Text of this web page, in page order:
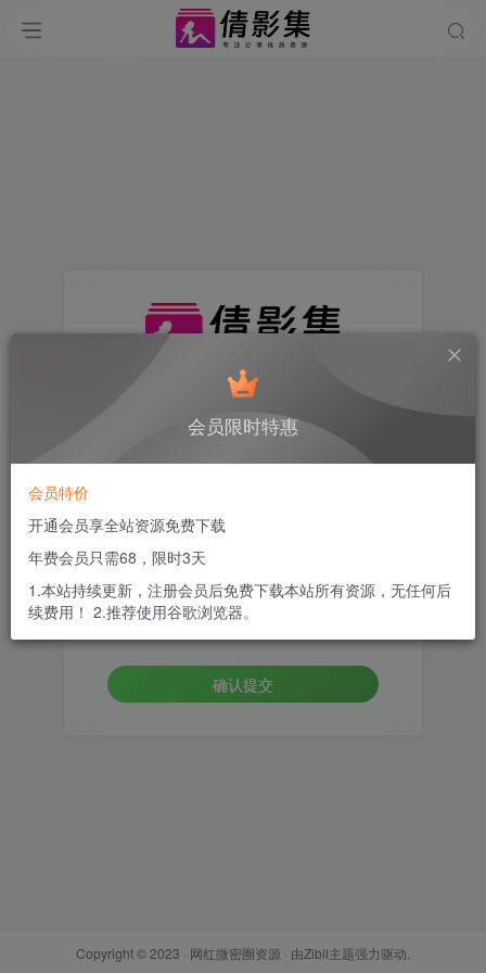
找回密码
邮箱
设置新密码
重复密码
确认提交
Copyright © 2023 · 网红微密圈资源 · 由Zibll主题强力驱动.
会员限时特惠
会员特价
开通会员享全站资源免费下载
年费会员只需68，限时3天
1.本站持续更新，注册会员后免费下载本站所有资源，无任何后
续费用！ 2.推荐使用谷歌浏览器。